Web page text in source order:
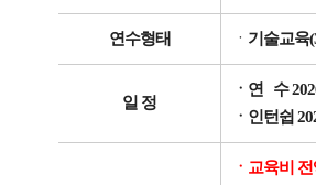
연수형태 ㆍ 기술교육
일 정
ㆍ연 수
ㆍ인턴쉽
ㆍ교육비